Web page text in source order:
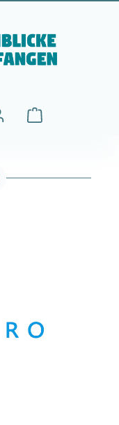
Il carrello